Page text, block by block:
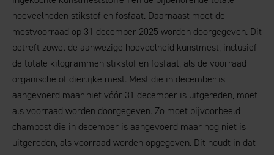
hoeveelheden stikstof en fosfaat. Daarnaast moet de
mestvoorraad op 31 december 2025 worden doorgegeven. Dit
betreft zowel de aanwezige hoeveelheid kunstmest, inclusief
de totale kilogrammen stikstof en fosfaat, als de voorraad
organische of dierlijke mest. Mest die in december is
aangevoerd maar niet vóór 31 december is uitgereden, moet
als voorraad worden doorgegeven. Zo moet bijvoorbeeld
champost die in december is aangevoerd maar nog niet is
uitgereden, als voorraad worden opgegeven. Dit houdt in dat